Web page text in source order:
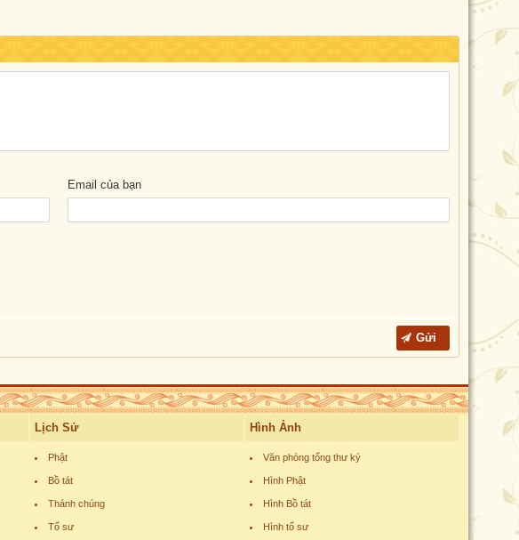
Email của bạn
Lịch Sử
Phật
Bồ tát
Thánh chúng
Tổ sư
Hình Ảnh
Văn phòng tổng thư ký
Hình Phật
Hình Bồ tát
Hình tổ sư